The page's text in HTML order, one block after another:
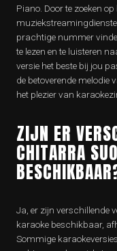
Piano. Door te zoeken
prachtige nummer
te lezen en te luisteren
versie het beste bij jou
de betoverende melodie
het plezier van
ZIJN ER
CHITARRA
Ja, er zijn verschillende
karaoke beschikbaar,
Sommige